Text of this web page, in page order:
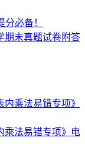
必备！
期末真题试卷附答
乘法易错专项》电